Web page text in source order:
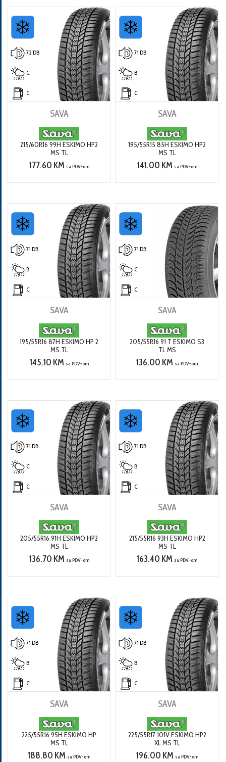
72 DB
C
C
SAVA
215/60R16 99H ESKIMO HP2
MS TL
177.60 KM sa PDV-om
71 DB
B
C
SAVA
195/55R15 85H ESKIMO HP2
MS TL
141.00 KM sa PDV-om
71 DB
B
C
SAVA
195/55R16 87H ESKIMO HP 2
MS TL
145.10 KM sa PDV-om
71 DB
C
C
SAVA
205/55R16 91 T ESKIMO S3
TL MS
136.00 KM sa PDV-om
71 DB
C
C
SAVA
205/55R16 91H ESKIMO HP2
MS TL
136.70 KM sa PDV-om
71 DB
B
C
SAVA
215/55R16 93H ESKIMO HP2
MS TL
163.40 KM sa PDV-om
71 DB
B
C
SAVA
225/55R16 95H ESKIMO HP
MS TL
188.80 KM sa PDV-om
71 DB
B
C
SAVA
225/55R17 101V ESKIMO HP2
XL MS TL
196.00 KM sa PDV-om